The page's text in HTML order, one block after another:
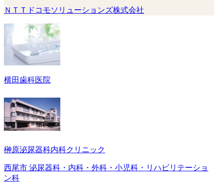
ＮＴＴドコモソリューションズ株式会社
横田歯科医院
榊原泌尿器科内科クリニック
西尾市 泌尿器科・内科・外科・小児科・リハビリテーショ
ン科